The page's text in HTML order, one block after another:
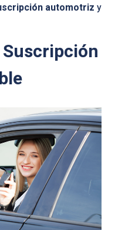
automotriz y